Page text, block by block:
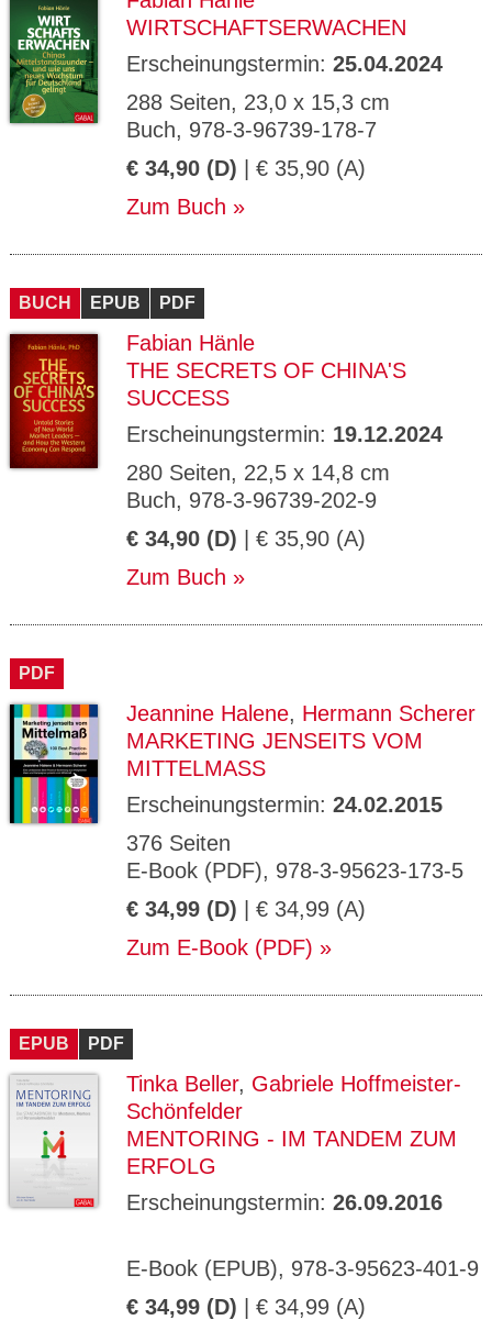
WIRTSCHAFTSERWACHEN
Erscheinungstermin: 25.04.2024
288 Seiten, 23,0 x 15,3 cm
Buch, 978-3-96739-178-7
€ 34,90 (D) | € 35,90 (A)
Zum Buch
BUCH EPUB PDF
Fabian Hänle
THE SECRETS OF CHINA'S
SUCCESS
Erscheinungstermin: 19.12.2024
280 Seiten, 22,5 x 14,8 cm
Buch, 978-3-96739-202-9
€ 34,90 (D) | € 35,90 (A)
Zum Buch
PDF
Jeannine Halene, Hermann Scherer
MARKETING JENSEITS VOM
MITTELMASS
Erscheinungstermin: 24.02.2015
376 Seiten
E-Book (PDF), 978-3-95623-173-5
€ 34,99 (D) | € 34,99 (A)
Zum E-Book (PDF)
EPUB PDF
Tinka Beller, Gabriele Hoffmeister-
Schönfelder
MENTORING - IM TANDEM ZUM
ERFOLG
Erscheinungstermin: 26.09.2016
E-Book (EPUB), 978-3-95623-401-9
€ 34,99 (D) | € 34,99 (A)